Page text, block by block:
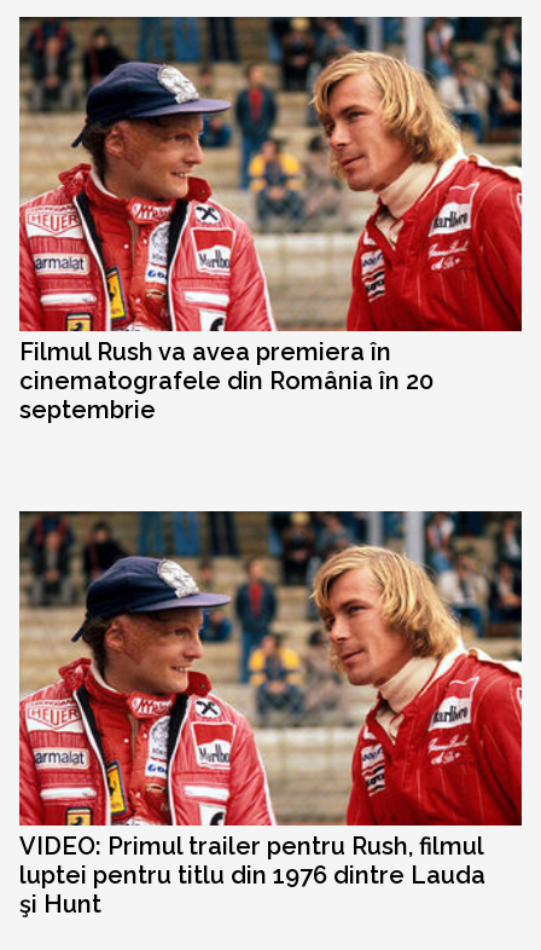
Filmul Rush va avea premiera în
cinematografele din România în 20
septembrie
VIDEO: Primul trailer pentru Rush, filmul
luptei pentru titlu din 1976 dintre Lauda
şi Hunt